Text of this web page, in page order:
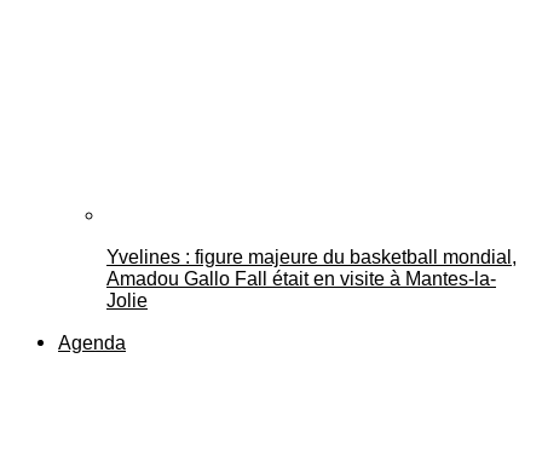
Yvelines : figure majeure du basketball mondial,
Amadou Gallo Fall était en visite à Mantes-la-
Jolie
Agenda